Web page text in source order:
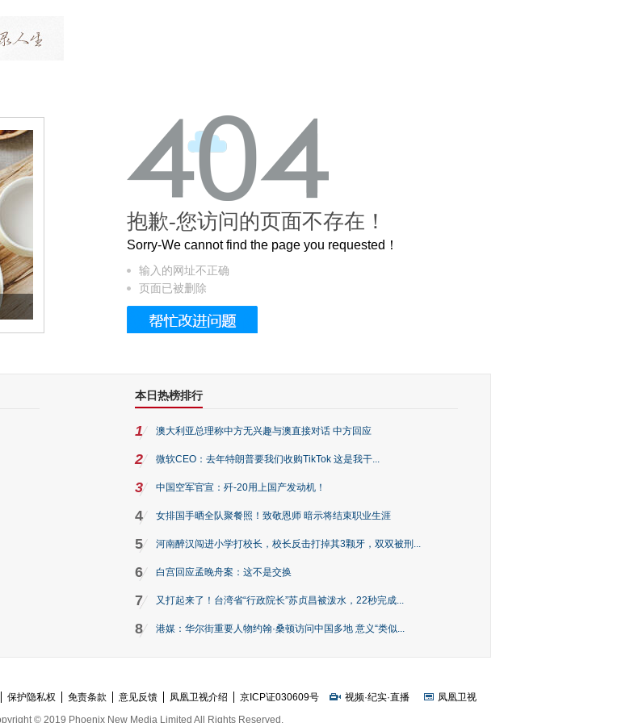
被列入佛家七宝的它到底有多美？
抱歉-您访问的页面不存在！
Sorry-We cannot find the page you requested！
输入的网址不正确
页面已被删除
本日热榜排行
1 澳大利亚总理称中方无兴趣与澳直接对话 中方回应
2 微软CEO：去年特朗普要我们收购TikTok 这是我干...
3 中国空军官宣：歼-20用上国产发动机！
4 女排国手晒全队聚餐照！致敬恩师 暗示将结束职业生涯
5 河南醉汉闯进小学打校长，校长反击打掉其3颗牙，双双被刑...
6 白宫回应孟晚舟案：这不是交换
7 又打起来了！台湾省“行政院长”苏贞昌被泼水，22秒完成...
8 港媒：华尔街重要人物约翰·桑顿访问中国多地 意义“类似...
保护隐私权 免责条款 意见反馈 凤凰卫视介绍 京ICP证030609号 视频·纪实·直播
凤凰卫视
© 2019 Phoenix New Media Limited All Rights Reserved.